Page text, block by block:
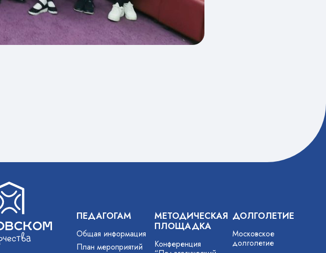
ПЕДАГОГАМ
Общая информация
План мероприятий
МЕТОДИЧЕСКАЯ
ПЛОЩАДКА
Конференция
ДОЛГОЛЕТИЕ
Московское
долголетие